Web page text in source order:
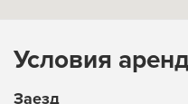
Условия
Заезд